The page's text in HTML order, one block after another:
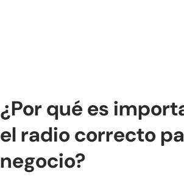
¿Por qué es
el radio correcto
negocio?